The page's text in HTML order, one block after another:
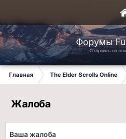
Форумы
Оторвись по
Главная The Elder Scrolls Online
Жалоба
Ваша жалоба